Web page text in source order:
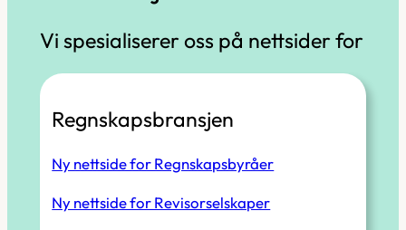
Vi spesialiserer oss på nettsider for
Regnskapsbransjen
Ny nettside for Regnskapsbyråer
Ny nettside for Revisorselskaper